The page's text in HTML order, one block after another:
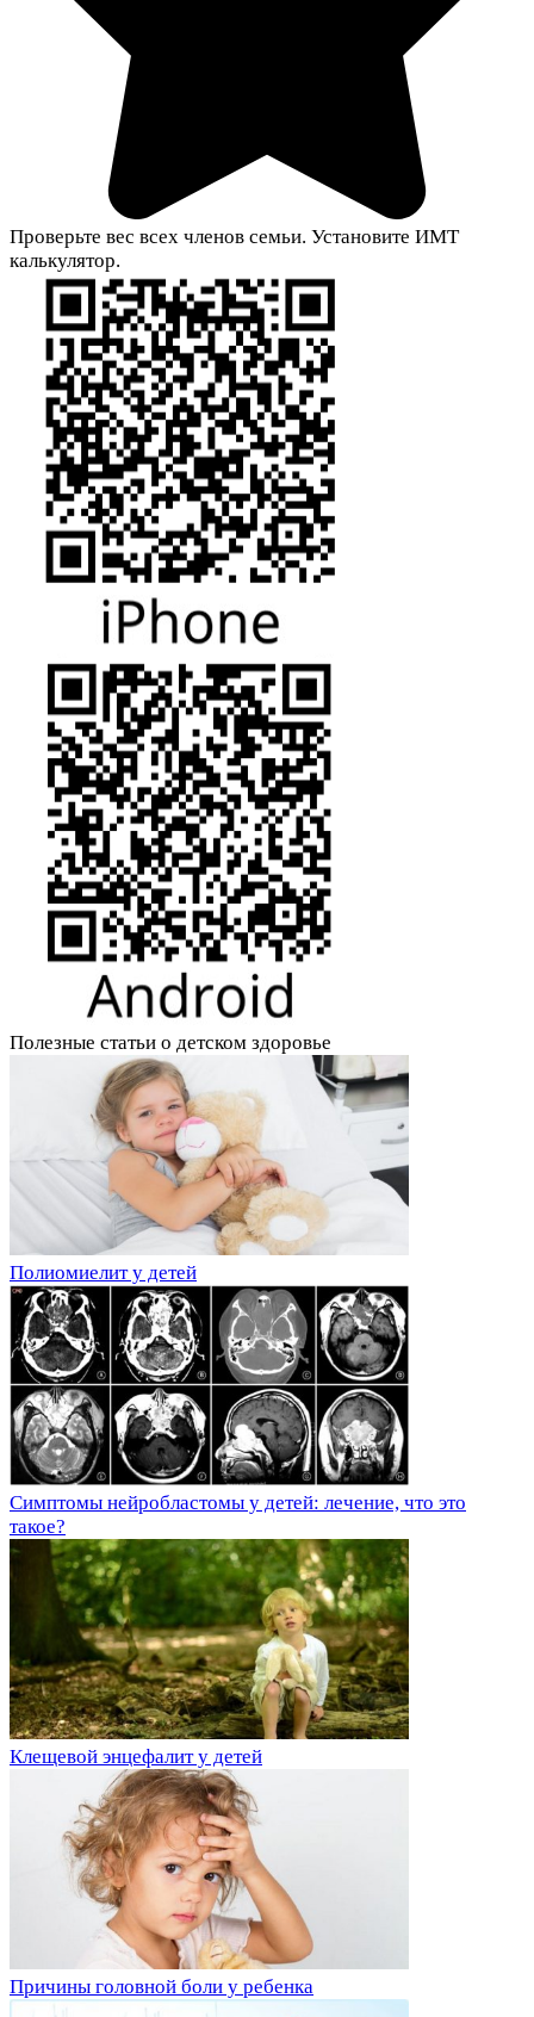
Проверьте вес всех членов семьи. Установите ИМТ
калькулятор.
Полезные статьи о детском здоровье
Полиомиелит у детей
Симптомы нейробластомы у детей: лечение, что это
такое?
Клещевой энцефалит у детей
Причины головной боли у ребенка